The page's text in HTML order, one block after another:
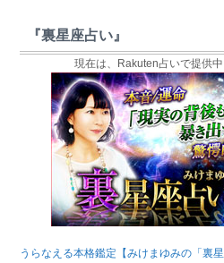
『裏星座占い』
現在は、Rakuten占いで提供中
うらなえる本格鑑定【みけまゆみの「裏星